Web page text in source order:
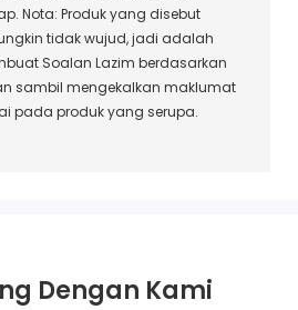
Nota: Produk yang disebut
tidak wujud, jadi adalah
Soalan Lazim berdasarkan
sambil mengekalkan maklumat
pada produk yang serupa.
Dengan Kami